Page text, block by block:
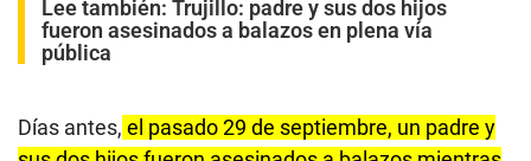
Lee también: Trujillo: padre y sus dos hijos
fueron asesinados a balazos en plena vía
pública
Días antes, el pasado 29 de septiembre, un padre y